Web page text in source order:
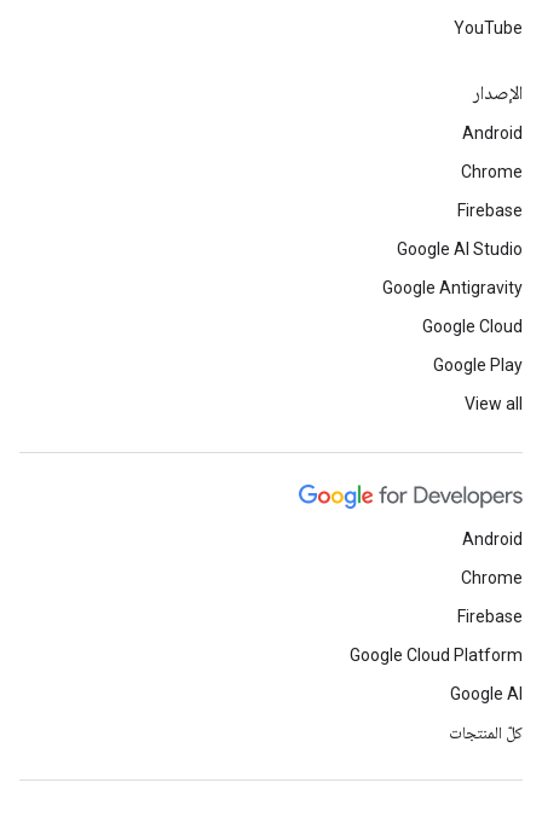
YouTube
الإصدار
Android
Chrome
Firebase
Google AI Studio
Google Antigravity
Google Cloud
Google Play
View all
Android
Chrome
Firebase
Google Cloud Platform
Google AI
كلّ المنتجات